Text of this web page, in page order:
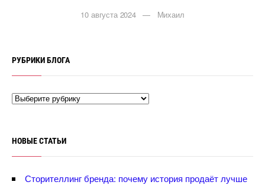
10 августа 2024 — Михаил
РУБРИКИ БЛОГА
НОВЫЕ СТАТЬИ
Сторителлинг бренда: почему история продаёт лучше